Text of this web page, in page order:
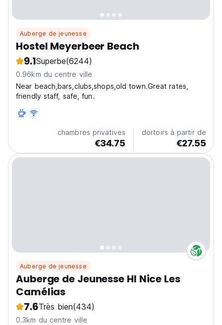
Auberge de jeunesse
Hostel Meyerbeer Beach
9.1Superbe(6244)
0.96km du centre ville
Near beach,bars,clubs,shops,old town.Great rates,
friendly staff, safe, fun.
chambres privatives
€34.75
dortoirs à partir de
€27.55
Auberge de jeunesse
Auberge de Jeunesse HI Nice Les
Camélias
7.6Très bien(434)
0.3km du centre ville